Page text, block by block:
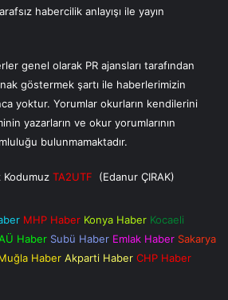
habercilik anlayışı ile yayın
genel olarak PR ajansları tarafından
göstermek şartı ile haberlerimizin
yoktur. Yorumlar okurların kendilerini
yazarların ve okur yorumlarının
bulunmamaktadır.
Kodumuz TA2UTF (Edanur ÇIRAK)
MHP Haber Konya Haber Kocaeli
Haber Subü Haber Emlak Haber Sakarya
Haber Akparti Haber CHP Haber